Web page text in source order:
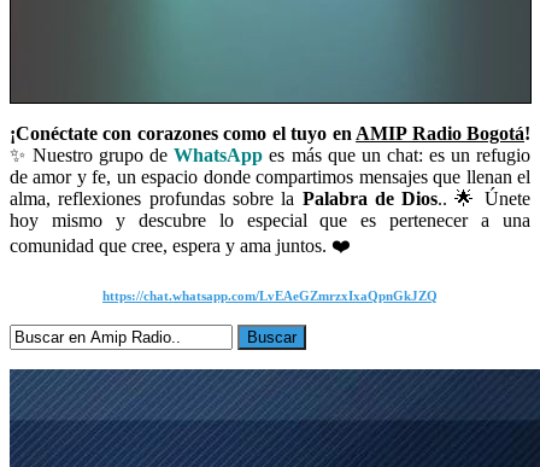
¡Conéctate con corazones como el tuyo en AMIP Radio Bogotá!
✨ Nuestro grupo deWhatsApp es más que un chat: es un refugio
de amor y fe, un espacio donde compartimos mensajes que llenan el
alma, reflexiones profundas sobre la Palabra de Dios.. 🌟 Únete
hoy mismo y descubre lo especial que es pertenecer a una
comunidad que cree, espera y ama juntos. ❤️
https://chat.whatsapp.com/LvEAeGZmrzxIxaQpnGkJZQ